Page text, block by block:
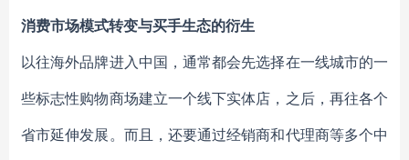
消费市场模式转变与买手生态的衍生
以往海外品牌进入中国，通常都会先选择在一线城市的一
些标志性购物商场建立一个线下实体店，之后，再往各个
省市延伸发展。而且，还要通过经销商和代理商等多个中